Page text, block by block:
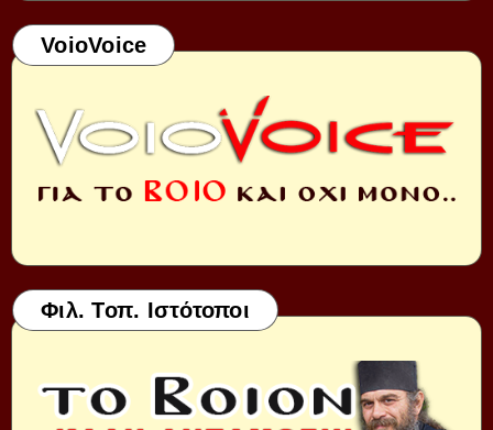
VoioVoice
Φιλ. Τοπ. Ιστότοποι